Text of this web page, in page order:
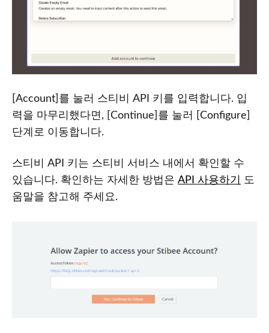
[Account]를 눌러 스티비 API 키를 입력합니다. 입
력을 마무리했다면, [Continue]를 눌러 [Configure]
단계로 이동합니다.
스티비 API 키는 스티비 서비스 내에서 확인할 수
있습니다. 확인하는 자세한 방법은 API 사용하기
도
움말을 참고해 주세요.